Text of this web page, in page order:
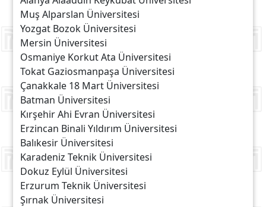
Muş Alparslan Üniversitesi
Yozgat Bozok Üniversitesi
Mersin Üniversitesi
Osmaniye Korkut Ata Üniversitesi
Tokat Gaziosmanpaşa Üniversitesi
Çanakkale 18 Mart Üniversitesi
Batman Üniversitesi
Kırşehir Ahi Evran Üniversitesi
Erzincan Binali Yıldırım Üniversitesi
Balıkesir Üniversitesi
Karadeniz Teknik Üniversitesi
Dokuz Eylül Üniversitesi
Erzurum Teknik Üniversitesi
Şırnak Üniversitesi